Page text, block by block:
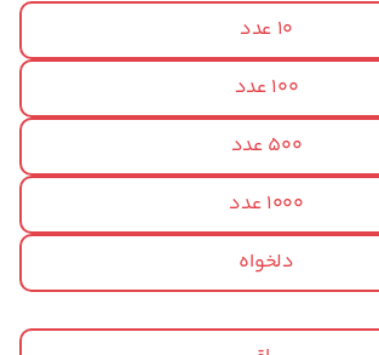
10 عدد
100 عدد
500 عدد
1000 عدد
دلخواه